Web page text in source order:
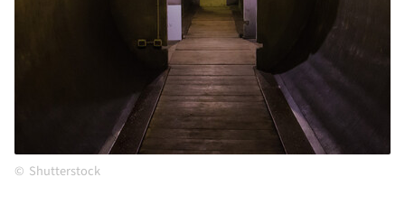
Shutterstock